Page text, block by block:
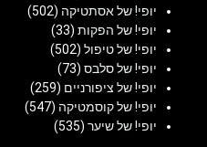
יופי! של אסתטיקה (502)
יופי! של הפקות (33)
יופי! של טיפול (502)
יופי! של סלבס (73)
יופי! של ציפורניים (259)
יופי! של קוסמטיקה (547)
יופי! של שיער (535)